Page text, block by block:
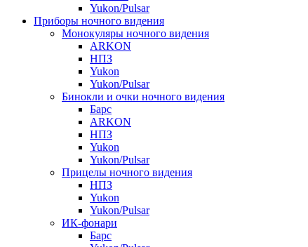
Yukon/Pulsar
Приборы ночного видения
Монокуляры ночного видения
ARKON
НПЗ
Yukon
Yukon/Pulsar
Бинокли и очки ночного видения
Барс
ARKON
НПЗ
Yukon
Yukon/Pulsar
Прицелы ночного видения
НПЗ
Yukon
Yukon/Pulsar
ИК-фонари
Барс